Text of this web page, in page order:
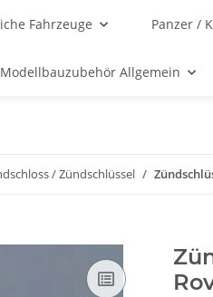
Fahrzeuge Panzer /
Modellbauzubehör Allgemein
/ Zündschlüssel